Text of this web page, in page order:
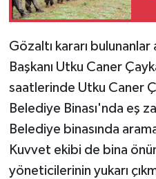
Gözaltı kararı bulunanlar
Başkanı Utku Caner
saatlerinde Utku Caner
Belediye Binası'nda eş
Belediye binasında
Kuvvet ekibi de bina
yöneticilerinin yukarı